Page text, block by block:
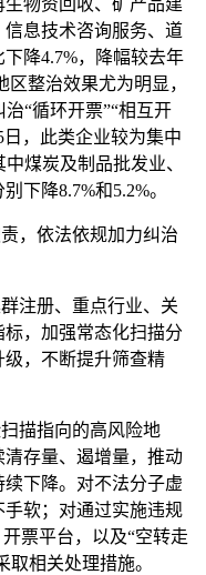
息技术咨询服务、道
降4.7%，降幅较去年
整治效果尤为明显，
“循环开票”“相互开
，此类企业较为集中
煤炭及制品批发业、
下降8.7%和5.2%。
，依法依规加力纠治
注册、重点行业、关
，加强常态化扫描分
，不断提升筛查精
描指向的高风险地
存量、遏增量，推动
下降。对不法分子虚
软；对通过实施违规
票平台，以及“空转走
取相关处理措施。